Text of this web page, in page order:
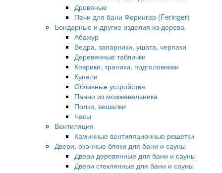
Дровяные
Печи для бани Ферингер (Feringer)
Бондарные и другие изделия из дерева
Абажур
Ведра, запарники, ушата, черпаки
Деревянные таблички
Коврики, трапики, подголовники
Купели
Обливные устройства
Панно из можжевельника
Полки, вешалки
Часы
Вентиляция
Каминные вентиляционные решетки
Двери, оконные блоки для бани и сауны
Двери деревянные для бани и сауны
Двери стеклянные для бани и сауны